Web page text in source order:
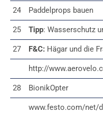
24 Paddelprops bauen
25 Tipp: Wasserschutz
27 F&C: Hägar und die
http://
28 BionikOpter
www.festo.com/net/